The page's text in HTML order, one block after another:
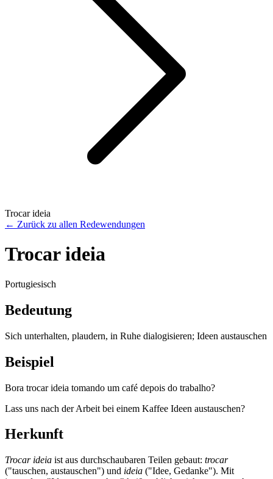
Trocar ideia
← Zurück zu allen Redewendungen
Trocar ideia
Portugiesisch
Bedeutung
Sich unterhalten, plaudern, in Ruhe dialogisieren; Ideen austauschen
Beispiel
Bora trocar ideia tomando um café depois do trabalho?
Lass uns nach der Arbeit bei einem Kaffee Ideen austauschen?
Herkunft
Trocar ideia ist aus durchschaubaren Teilen gebaut: trocar
("tauschen, austauschen") und ideia ("Idee, Gedanke"). Mit